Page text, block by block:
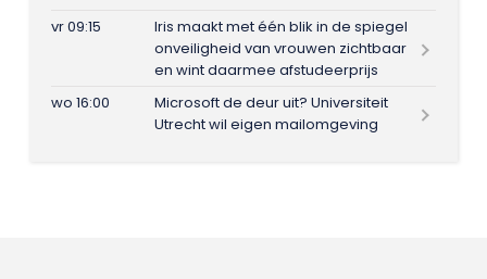
vr 09:15
Iris maakt met één blik in de spiegel
onveiligheid van vrouwen zichtbaar
en wint daarmee afstudeerprijs
wo 16:00
Microsoft de deur uit? Universiteit
Utrecht wil eigen mailomgeving